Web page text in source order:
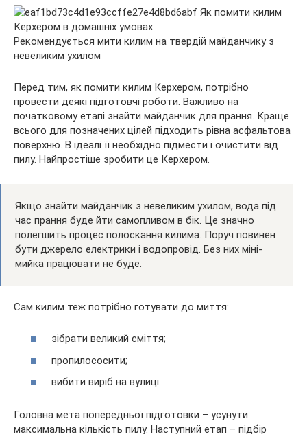
Рекомендується мити килим на твердій майданчику з
невеликим ухилом
Перед тим, як помити килим Керхером, потрібно
провести деякі підготовчі роботи. Важливо на
початковому етапі знайти майданчик для прання. Краще
всього для позначених цілей підходить рівна асфальтова
поверхню. В ідеалі її необхідно підмести і очистити від
пилу. Найпростіше зробити це Керхером.
Якщо знайти майданчик з невеликим ухилом, вода під
час прання буде йти самопливом в бік. Це значно
полегшить процес полоскання килима. Поруч повинен
бути джерело електрики і водопровід. Без них міні-
мийка працювати не буде.
Сам килим теж потрібно готувати до миття:
зібрати великий сміття;
пропилососити;
вибити виріб на вулиці.
Головна мета попередньої підготовки – усунути
максимальна кількість пилу. Наступний етап – підбір